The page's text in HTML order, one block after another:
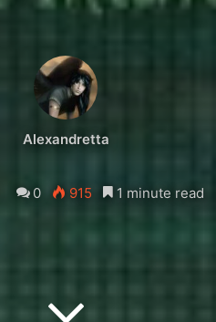
Alexandretta
0 915 1 minute read